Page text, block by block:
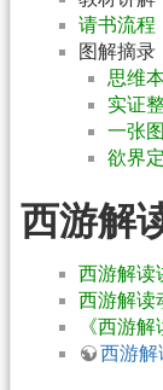
请书流程
图解摘录
思维
实证
一张
欲界
西游解
西游解读
西游解读
《西游
西游解